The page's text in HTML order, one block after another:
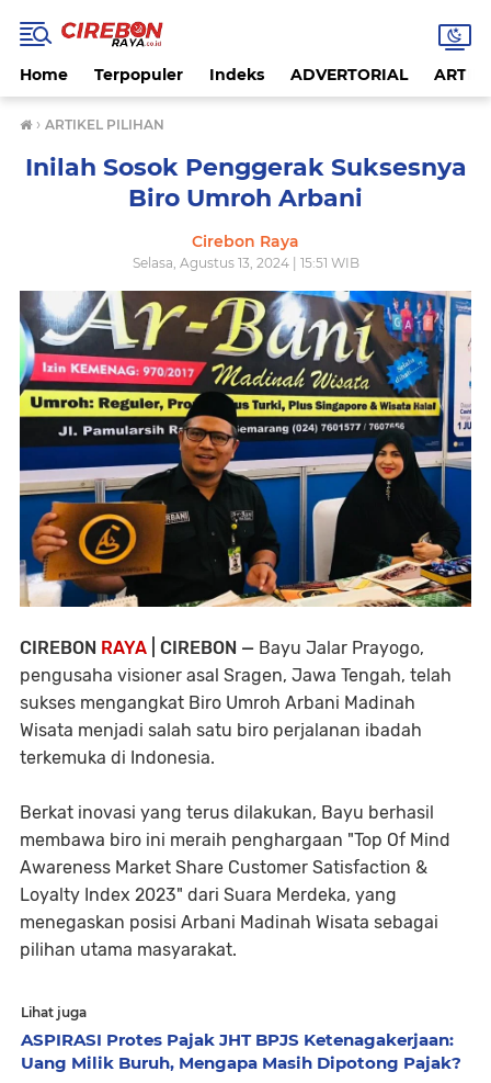
Home Terpopuler Indeks ADVERTORIAL
› ARTIKEL PILIHAN
Inilah Sosok Penggerak Suksesnya
Biro Umroh Arbani
Cirebon Raya
Selasa, Agustus 13, 2024 | 15:51 WIB
CIREBON RAYA | CIREBON — Bayu Jalar Prayogo,
pengusaha visioner asal Sragen, Jawa Tengah, telah
sukses mengangkat Biro Umroh Arbani Madinah
Wisata menjadi salah satu biro perjalanan ibadah
terkemuka di Indonesia.
Berkat inovasi yang terus dilakukan, Bayu berhasil
membawa biro ini meraih penghargaan "Top Of Mind
Awareness Market Share Customer Satisfaction &
Loyalty Index 2023" dari Suara Merdeka, yang
menegaskan posisi Arbani Madinah Wisata sebagai
pilihan utama masyarakat.
Lihat juga
ASPIRASI Protes Pajak JHT BPJS Ketenagakerjaan:
Uang Milik Buruh, Mengapa Masih Dipotong Pajak?